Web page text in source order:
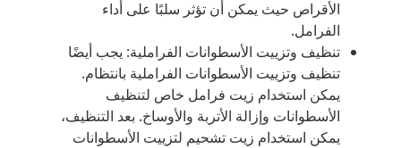
الأقراص حيث يمكن أن تؤثر سلبًا على أداء
الفرامل.
تنظيف وتزييت الأسطوانات الفراملية: يجب أيضًا
تنظيف وتزييت الأسطوانات الفراملية بانتظام.
يمكن استخدام زيت فرامل خاص لتنظيف
الأسطوانات وإزالة الأتربة والأوساخ. بعد التنظيف،
يمكن استخدام زيت تشحيم لتزييت الأسطوانات